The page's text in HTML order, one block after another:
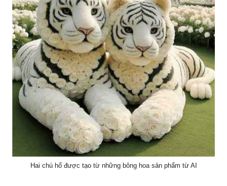
Hai chú hổ được tạo từ những bông hoa sản phẩm từ AI